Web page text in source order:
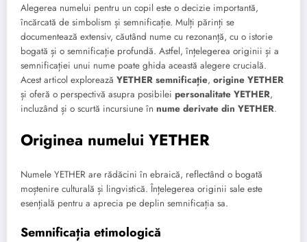
Alegerea numelui pentru un copil este o decizie importantă,
încărcată de simbolism și semnificație. Mulți părinți se
documentează extensiv, căutând nume cu rezonanță, cu o istorie
bogată și o semnificație profundă. Astfel, înțelegerea originii și a
semnificației unui nume poate ghida această alegere crucială.
Acest articol explorează YETHER semnificație, origine YETHER
și oferă o perspectivă asupra posibilei personalitate YETHER,
incluzând și o scurtă incursiune în nume derivate din YETHER.
Originea numelui YETHER
Numele YETHER are rădăcini în ebraică, reflectând o bogată
moștenire culturală și lingvistică. Înțelegerea originii sale este
esențială pentru a aprecia pe deplin semnificația sa.
Semnificația etimologică